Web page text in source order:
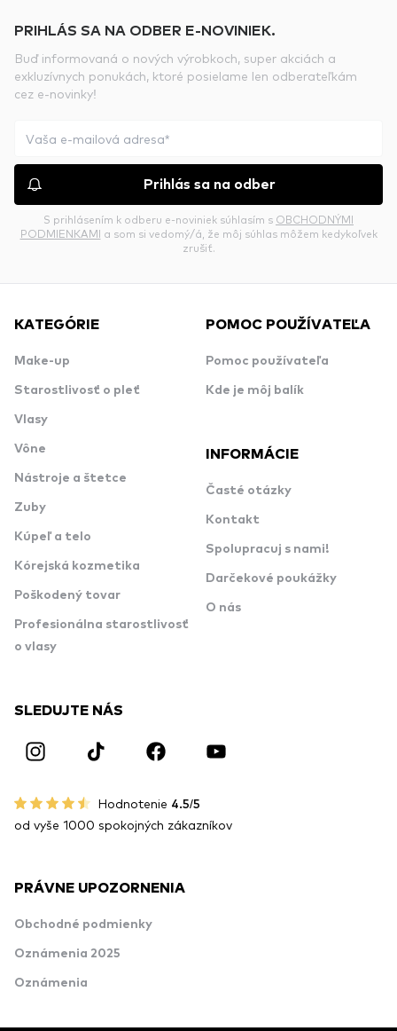
PRIHLÁS SA NA ODBER E-NOVINIEK.
Buď informovaná o nových výrobkoch, super akciách a
exkluzívnych ponukách, ktoré posielame len odberateľkám
cez e-novinky!
Prihlás sa na odber
S prihlásením k odberu e-noviniek súhlasím s OBCHODNÝMI
PODMIENKAMI a som si vedomý/á, že môj súhlas môžem kedykoľvek
zrušiť.
KATEGÓRIE
Make-up
Starostlivosť o pleť
Vlasy
Vône
Nástroje a štetce
Zuby
Kúpeľ a telo
Kórejská kozmetika
Poškodený tovar
Profesionálna starostlivosť
o vlasy
POMOC POUŽÍVATEĽA
Pomoc používateľa
Kde je môj balík
INFORMÁCIE
Časté otázky
Kontakt
Spolupracuj s nami!
Darčekové poukážky
O nás
SLEDUJTE NÁS
Hodnotenie 4.5/5
od vyše 1000 spokojných zákazníkov
PRÁVNE UPOZORNENIA
Obchodné podmienky
Oznámenia 2025
Oznámenia